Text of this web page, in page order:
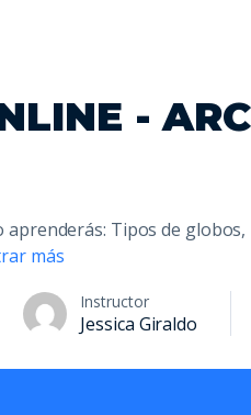
Instructor
Jessica Giraldo
-
aprenderás: Tipos de
más